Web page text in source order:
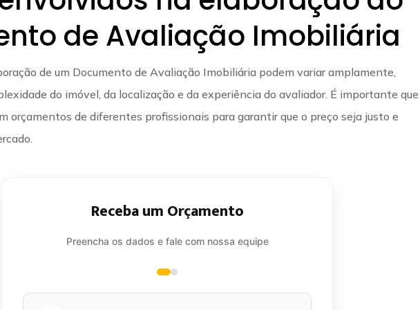
de Avaliação Imobiliária
de um Documento de Avaliação Imobiliária podem variar amplamente,
do imóvel, da localização e da experiência do avaliador. É importante
orçamentos de diferentes profissionais para garantir que o preço seja justo e
Receba um Orçamento
Preencha os dados e fale com nossa equipe